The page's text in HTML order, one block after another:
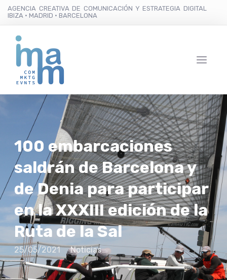
AGENCIA CREATIVA DE COMUNICACIÓN Y ESTRATEGIA DIGITAL
IBIZA · MADRID · BARCELONA
100 embarcaciones
saldrán de Barcelona y
de Denia para participar
en la XXXIII edición de la
Ruta de la Sal
25/05/2021 Noticias